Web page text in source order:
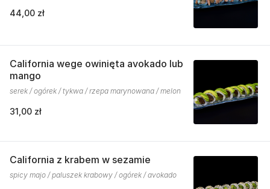
44,00 zł
California wege owinięta avokado lub
mango
serek / ogórek / tykwa / rzepa marynowana / melon
31,00 zł
California z krabem w sezamie
spicy majo / paluszek krabowy / ogórek / avokado